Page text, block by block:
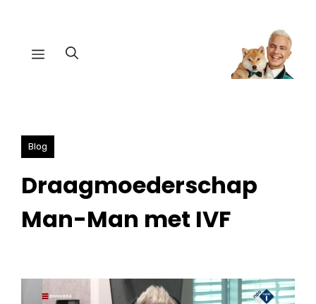
Menu
Blog
Draagmoederschap
Man-Man met IVF